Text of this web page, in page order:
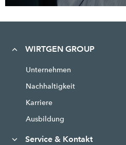
WIRTGEN GROUP
Unternehmen
Nachhaltigkeit
Karriere
Ausbildung
Service & Kontakt